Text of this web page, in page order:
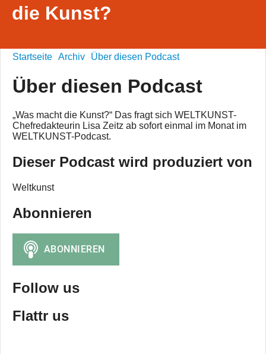
die Kunst?
Startseite Archiv Über diesen Podcast
Über diesen Podcast
„Was macht die Kunst?“ Das fragt sich WELTKUNST-
Chefredakteurin Lisa Zeitz ab sofort einmal im Monat im
WELTKUNST-Podcast.
Dieser Podcast wird produziert von
Weltkunst
Abonnieren
Follow us
Flattr us